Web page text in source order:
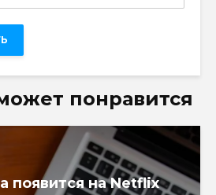
понравится
появится на Netflix